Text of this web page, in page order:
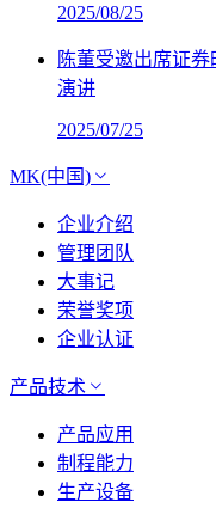
2025/08/25
陈董受邀出席证
演讲
2025/07/25
MK(中国)
企业介绍
管理团队
大事记
荣誉奖项
企业认证
产品技术
产品应用
制程能力
生产设备